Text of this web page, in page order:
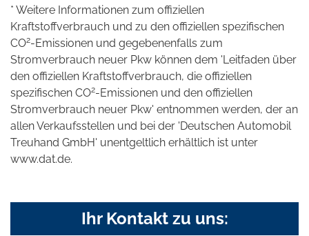
* Weitere Informationen zum offiziellen
Kraftstoffverbrauch und zu den offiziellen spezifischen
CO2-Emissionen und gegebenenfalls zum
Stromverbrauch neuer Pkw können dem 'Leitfaden über
den offiziellen Kraftstoffverbrauch, die offiziellen
spezifischen CO2-Emissionen und den offiziellen
Stromverbrauch neuer Pkw' entnommen werden, der an
allen Verkaufsstellen und bei der 'Deutschen Automobil
Treuhand GmbH' unentgeltlich erhältlich ist unter
www.dat.de.
Ihr Kontakt zu uns: